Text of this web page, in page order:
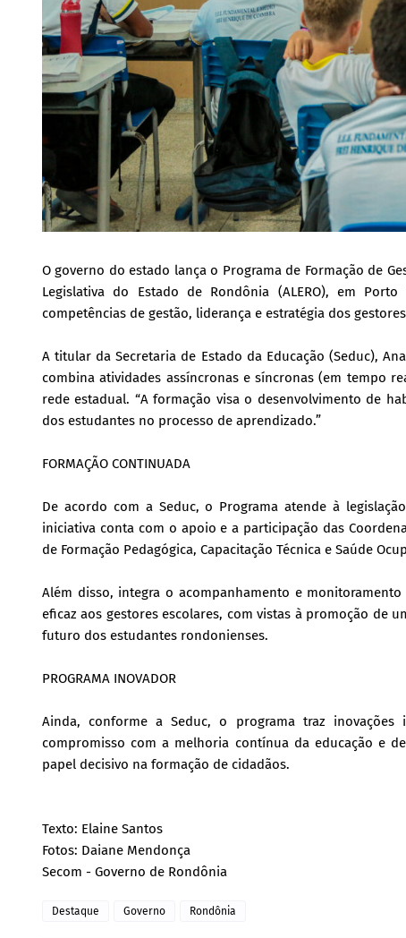
O governo do estado lança o Programa de Formação de
Legislativa do Estado de Rondônia (ALERO), em
competências de gestão, liderança e estratégia dos
A titular da Secretaria de Estado da Educação (Seduc),
combina atividades assíncronas e síncronas (em tempo
rede estadual. “A formação visa o desenvolvimento de
dos estudantes no processo de aprendizado.”
FORMAÇÃO CONTINUADA
De acordo com a Seduc, o Programa atende à
iniciativa conta com o apoio e a participação das
de Formação Pedagógica, Capacitação Técnica e Saúde
Além disso, integra o acompanhamento e
eficaz aos gestores escolares, com vistas à promoção de
futuro dos estudantes rondonienses.
PROGRAMA INOVADOR
Ainda, conforme a Seduc, o programa traz
compromisso com a melhoria contínua da educação e
papel decisivo na formação de cidadãos.
Texto: Elaine Santos
Fotos: Daiane Mendonça
Secom - Governo de Rondônia
Destaque Governo Rondônia